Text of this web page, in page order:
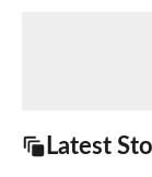
Latest